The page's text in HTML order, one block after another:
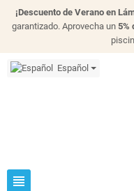
¡Descuento de Verano en
garantizado. Aprovecha un 5%
Español
view_headline